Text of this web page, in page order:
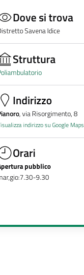
Dove si trova
Savena Idice
Struttura
Indirizzo
, via Risorgimento, 8
indirizzo su Google Maps
Orari
pubblico
9.30